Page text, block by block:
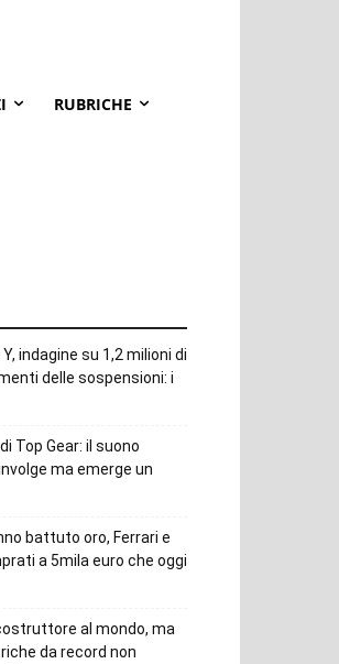
RUBRICHE
indagine su 1,2 milioni di
delle sospensioni: i
Top Gear: il suono
ma emerge un
battuto oro, Ferrari e
a 5mila euro che oggi
al mondo, ma
da record non